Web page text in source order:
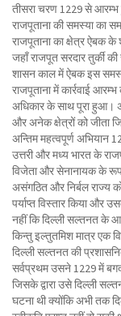
तीसरा चरण 1229 से
राजपूताना की समस्या का
राजपूताना का क्षेत्र ऐबक
जहाँ राजपूत सरदार तुर्की
शासन काल में ऐबक इस
राजपूताना में कार्रवाई
अधिकार के साथ पूरा हुआ।
और अनेक क्षेत्रों को जीता
अन्तिम महत्वपूर्ण अभियान
उत्तरी और मध्य भारत के
विजेता और सेनानायक के
असंगठित और निर्बल राज्य
पर्याप्त विस्तार किया और
नहीं कि दिल्ली सल्तनत के
किन्तु इल्तुतमिश मात्र एक
दिल्ली सल्तनत की
सर्वप्रथम उसने 1229 में
जिसके द्वारा उसे दिल्ली
घटना थी क्योंकि अभी तक